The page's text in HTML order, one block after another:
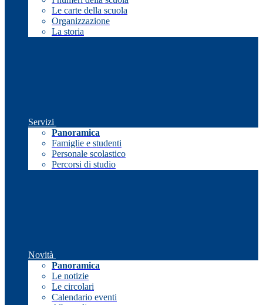
Le carte della scuola
Organizzazione
La storia
Servizi
Panoramica
Famiglie e studenti
Personale scolastico
Percorsi di studio
Novità
Panoramica
Le notizie
Le circolari
Calendario eventi